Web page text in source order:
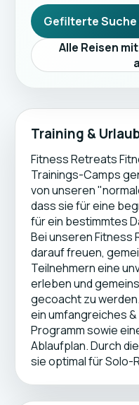
Gefilterte
Alle Reisen
Training &
Fitness Retreats
Trainings-Camps
von unseren
dass sie für eine
für ein bestimmtes
Bei unseren Fitness
darauf freuen,
Teilnehmern eine
erleben und
gecoacht zu
ein umfangreiches
Programm sowie
Ablaufplan. Durch
sie optimal für Solo-